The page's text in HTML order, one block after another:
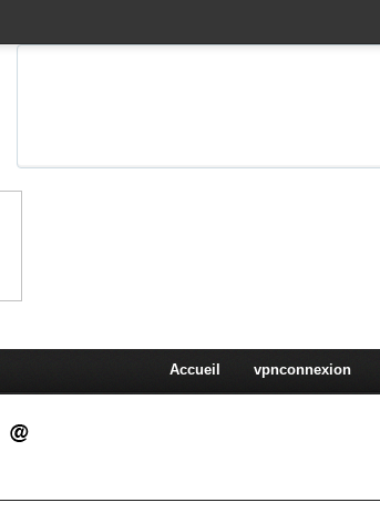
Accueil vpnconnexion